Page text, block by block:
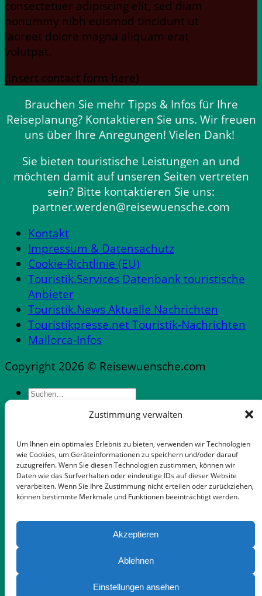
Zustimmung verwalten
Um Ihnen ein optimales Erlebnis zu bieten, verwenden wir Technologien
wie Cookies, um Geräteinformationen zu speichern und/oder darauf
zuzugreifen. Wenn Sie diesen Technologien zustimmen, können wir
Daten wie das Surfverhalten oder eindeutige IDs auf dieser Website
verarbeiten. Wenn Sie Ihre Zustimmung nicht erteilen oder zurückziehen,
können bestimmte Merkmale und Funktionen beeinträchtigt werden.
Akzeptieren
Ablehnen
Einstellungen ansehen
consectetuer adipiscing elit, sed diam
nonummy nibh euismod tincidunt ut
laoreet dolore magna aliquam erat
volutpat.
(insert contact form here)
Brauchen Sie mehr Tipps & Infos für Ihre
Reiseplanung? Kontaktieren Sie uns. Wir freuen
uns über Ihre Anregungen! Vielen Dank!
Sie bieten touristische Leistungen an und
möchten damit auf unseren Seiten vertreten
sein? Bitte kontaktieren Sie uns:
partner.werden@reisewuensche.com
Kontakt
Impressum & Datensachutz
Cookie-Richtlinie (EU)
Touristik.Services Datenbank touristische
Anbieter
Touristik.News Aktuelle Nachrichten
Touristikpresse.net Touristik-Nachrichten
Mallorca-Infos
Copyright 2026 © Reisewuensche.com
Messen & Messestädte Deutschland
Abflüge Deutschland
Reiseveranstalter in Deutschland
Mietwagen mit flexibler Stornooption
Notfallnummern & Dienste
Apps für die Reise
Auswandern Mallorca
Touristik-News